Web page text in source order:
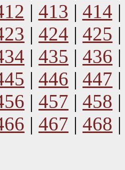
| 413 | 414
| 424 | 425
| 435 | 436
| 446 | 447
| 457 | 458
| 467 | 468